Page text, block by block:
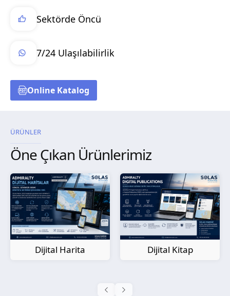
Sektörde Öncü
7/24 Ulaşılabilirlik
Online Katalog
ÜRÜNLER
Öne Çıkan Ürünlerimiz
Dijital Kitap
Kağıt Harita